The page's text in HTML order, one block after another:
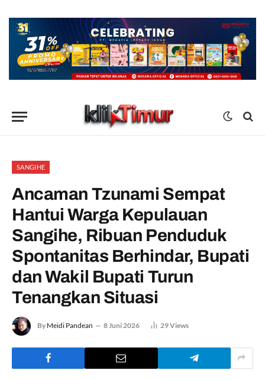
SANGIHE
Ancaman Tzunami Sempat
Hantui Warga Kepulauan
Sangihe, Ribuan Penduduk
Spontanitas Berhindar, Bupati
dan Wakil Bupati Turun
Tenangkan Situasi
By Meidi Pandean 8 Juni 2026 29Views